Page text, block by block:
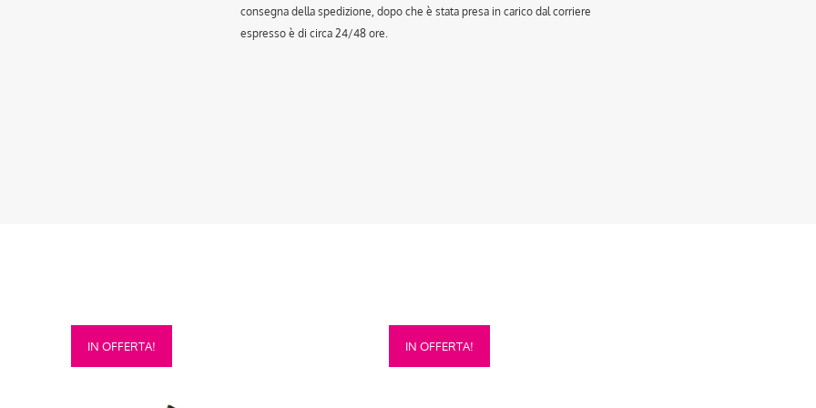
consegna della spedizione, dopo che è stata presa in carico dal corriere
espresso è di circa 24/48 ore.
IN OFFERTA!
Questo
prodotto
IN OFFERTA!
Questo
prodotto